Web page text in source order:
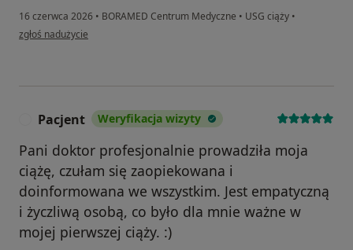
16 czerwca 2026 • BORAMED Centrum Medyczne • USG ciąży •
w opinii użytkownika Kasia
zgłoś nadużycie
Pacjent Weryfikacja wizyty
Pani doktor profesjonalnie prowadziła moja
ciążę, czułam się zaopiekowana i
doinformowana we wszystkim. Jest empatyczną
i życzliwą osobą, co było dla mnie ważne w
mojej pierwszej ciąży. :)